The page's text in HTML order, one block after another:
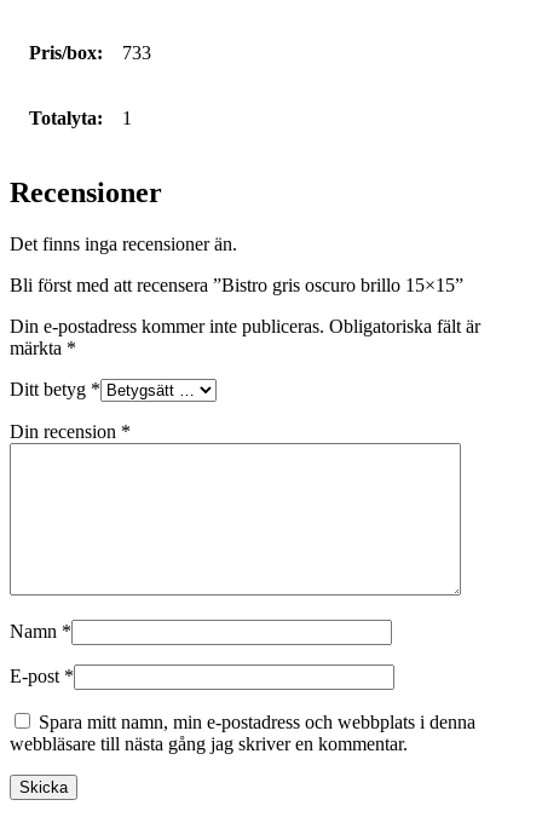
Pris/box: 733
Totalyta: 1
Recensioner
Det finns inga recensioner än.
Bli först med att recensera ”Bistro gris oscuro brillo 15×15”
Din e-postadress kommer inte publiceras. Obligatoriska fält är
märkta *
Ditt betyg *
Din recension *
Namn *
E-post *
Spara mitt namn, min e-postadress och webbplats i denna
webbläsare till nästa gång jag skriver en kommentar.